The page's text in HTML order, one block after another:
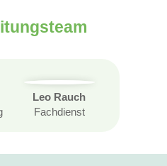
Leo Rauch
Fachdienst